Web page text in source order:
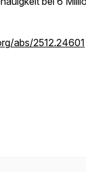
abs/2512.24601